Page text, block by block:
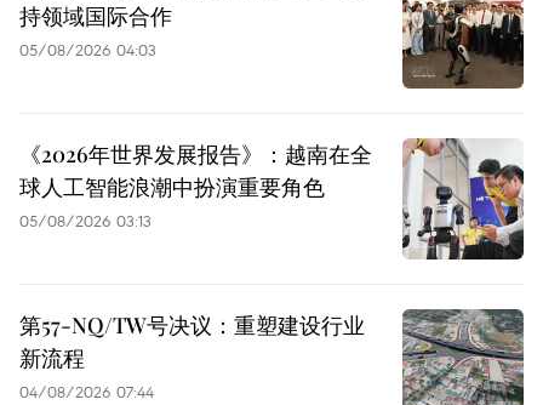
持领域国际合作
05/08/2026 04:03
《2026年世界发展报告》：越南在全
球人工智能浪潮中扮演重要角色
05/08/2026 03:13
第57-NQ/TW号决议：重塑建设行业
新流程
04/08/2026 07:44